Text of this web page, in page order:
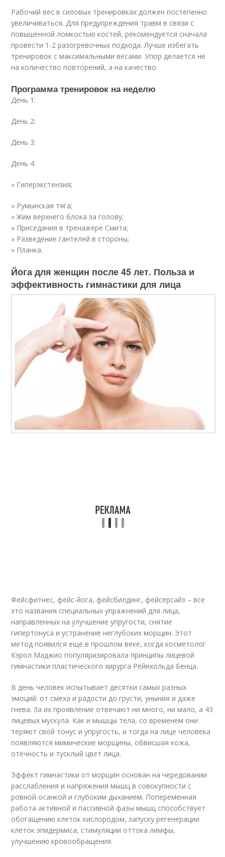
Рабочий вес в силовых тренировках должен постепенно
увеличиваться. Для предупреждения травм в связи с
повышенной ломкостью костей, рекомендуется сначала
провести 1-2 разогревочных подхода. Лучше избегать
тренировок с максимальными весами. Упор делается не
на количество повторений, а на качество.
Программа тренировок на неделю
День 1:
День 2:
День 3:
День 4:
» Гиперэкстензия;
» Румынская тяга;
» Жим верхнего блока за голову;
» Приседания в тренажере Смита;
» Разведение гантелей в стороны;
» Планка.
Йога для женщин после 45 лет. Польза и
эффективность гимнастики для лица
Фейсфитнес, фейс-йога, фейсбилдинг, фейсерсайз – все
это названия специальных упражнений для лица,
направленных на улучшение упругости, снятие
гипертонуса и устранение неглубоких морщин. Этот
метод появился еще в прошлом веке, когда косметолог
Кэрол Маджио популяризировала принципы лицевой
гимнастики пластического хирурга Рейнхольда Бенца.
В день человек испытывает десятки самых разных
эмоций: от смеха и радости до грусти, уныния и даже
гнева. За их проявление отвечают ни много, ни мало, а 43
лицевых мускула. Как и мышцы тела, со временем они
теряют свой тонус и упругость, и тогда на лице человека
появляются мимические морщины, обвисшая кожа,
отёчность и тусклый цвет лица.
Эффект гимнастики от морщин основан на чередовании
расслабления и напряжения мышц в совокупности с
ровной осанкой и глубоким дыханием. Попеременная
работа активной и пассивной фазы мышц способствует
обогащению клеток кислородом, запуску регенерации
клеток эпидермиса, стимуляции оттока лимфы,
улучшению кровообращения.